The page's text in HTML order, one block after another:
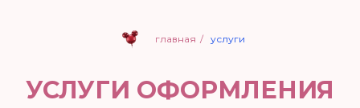
главная / услуги
УСЛУГИ ОФОРМЛЕНИЯ